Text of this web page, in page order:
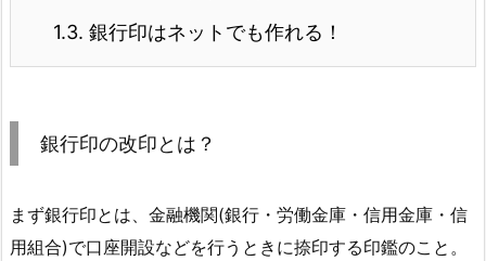
1.3. 銀行印はネットでも作れる！
銀行印の改印とは？
まず銀行印とは、金融機関(銀行・労働金庫・信用金庫・信
用組合)で口座開設などを行うときに捺印する印鑑のこと。